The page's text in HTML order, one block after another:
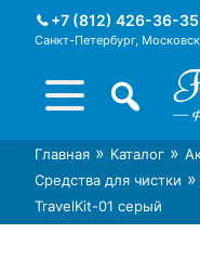
+7 (812) 426-36-35
Санкт-Петербург,
Главная » Каталог »
Средства для чистки »
TravelKit-01 серый